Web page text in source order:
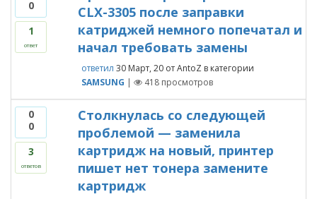
0
1
ответ
CLX-3305 после заправки
катриджей немного попечатал и
начал требовать замены
ответил 30 Март, 20 отAntoZ в категории
SAMSUNG | 418просмотров
0
0
3
ответов
Столкнулась со следующей
проблемой — заменила
картридж на новый, принтер
пишет нет тонера замените
картридж